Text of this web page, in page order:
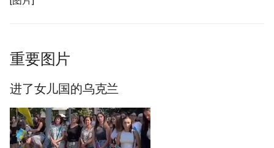
i
n
g
s
摘要与附加信息
附加信息 [Processed Page
重要图片
进了女儿国的乌克兰